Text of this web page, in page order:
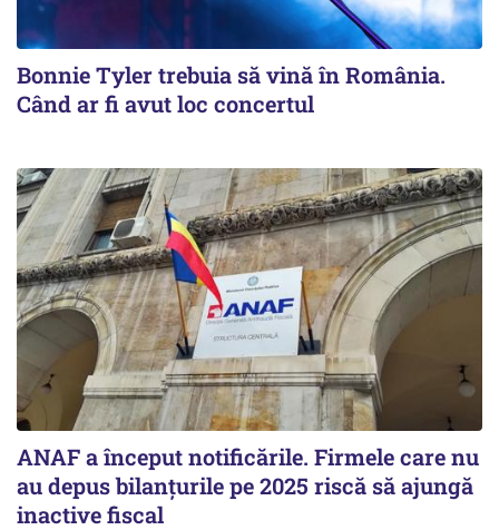
Bonnie Tyler trebuia să vină în România.
Când ar fi avut loc concertul
ANAF a început notificările. Firmele care nu
au depus bilanțurile pe 2025 riscă să ajungă
inactive fiscal